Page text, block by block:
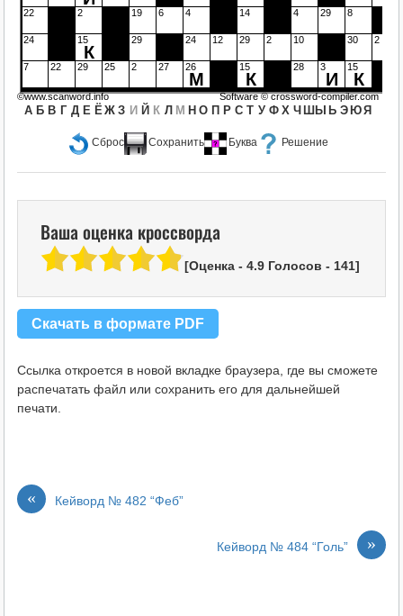
Сброс Сохранить Буква Решение
22 2 19 6 4 14 4 29 8
24 15
К
29 24 12 29 2 10 30 2
7 22 29 25 2 27 26
М
15
К
28 3
И
15
К
А Б В Г Д Е ЁЖ З И Й К Л М Н О П Р С Т У Ф Х Ч Ш Ы Ь Э ЮЯ
©www.scanword.info Software ©crossword-compiler.com
Ваша оценка кроссворда
[Оценка - 4.9Голосов - 141]
Скачать в формате PDF
Ссылка откроется в новой вкладке браузера, где вы сможете
распечатать файл или сохранить его для дальнейшей
печати.
« Кейворд № 482 “Феб”
»
Кейворд № 484 “Голь”